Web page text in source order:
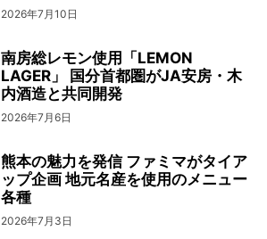
2026年7月10日
南房総レモン使用「LEMON
LAGER」 国分首都圏がJA安房・木
内酒造と共同開発
2026年7月6日
熊本の魅力を発信 ファミマがタイア
ップ企画 地元名産を使用のメニュー
各種
2026年7月3日